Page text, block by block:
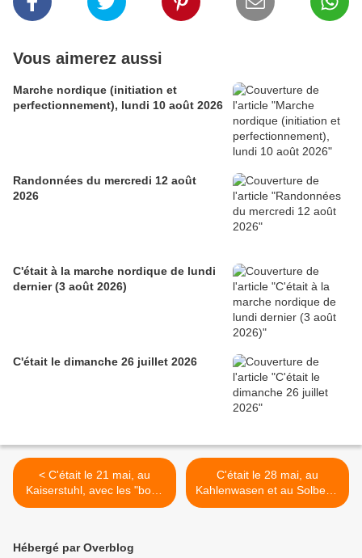
Vous aimerez aussi
Marche nordique (initiation et
perfectionnement), lundi 10 août 2026
Randonnées du mercredi 12 août
2026
C'était à la marche nordique de lundi
dernier (3 août 2026)
C'était le dimanche 26 juillet 2026
< C'était le 21 mai, au
Kaiserstuhl, avec les "bons
marcheurs"
C'était le 28 mai, au
Kahlenwasen et au Solberg,
avec les seniors >
Hébergé par Overblog